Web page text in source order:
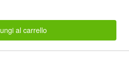
al carrello